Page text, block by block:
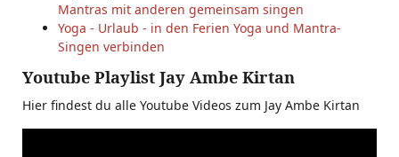
Mantras mit anderen gemeinsam singen
Yoga - Urlaub - in den Ferien Yoga und Mantra-
Singen verbinden
Youtube Playlist Jay Ambe Kirtan
Hier findest du alle Youtube Videos zum Jay Ambe Kirtan